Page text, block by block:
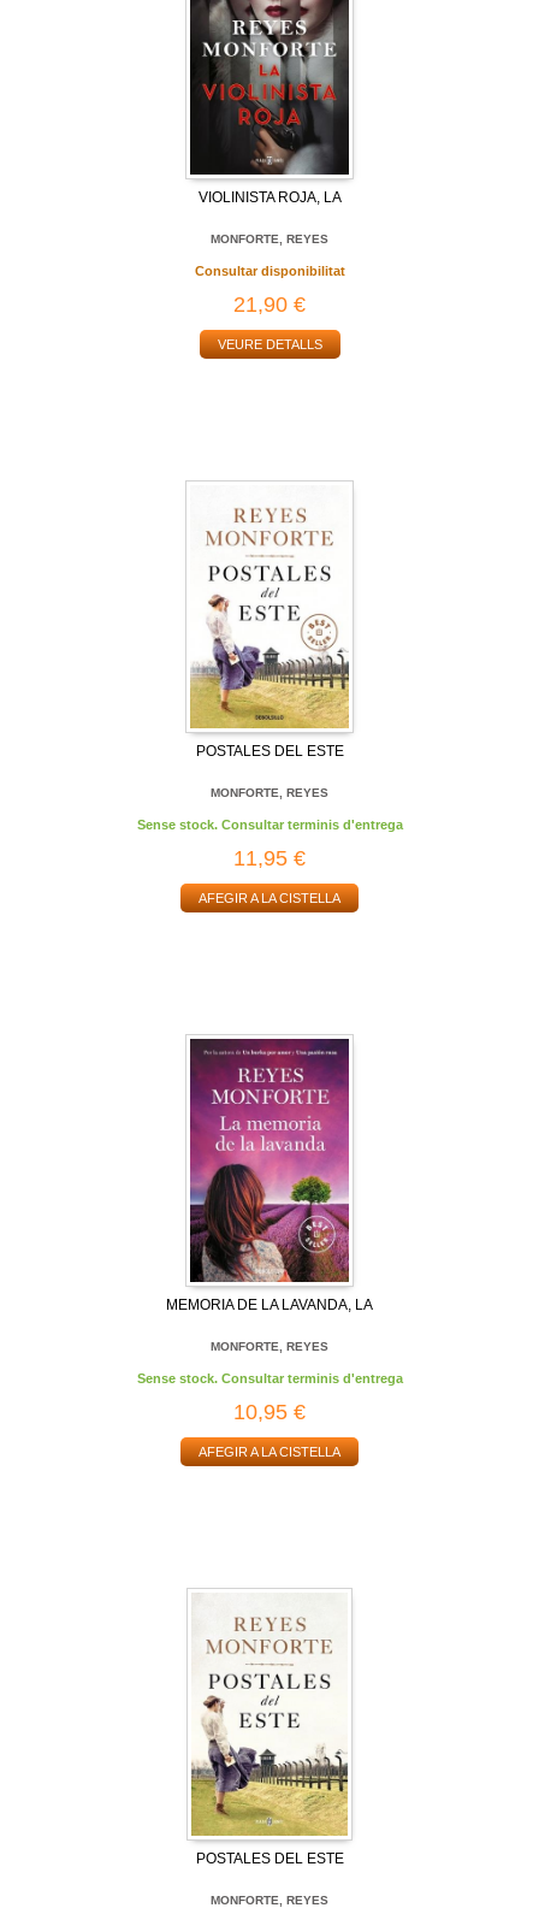
VIOLINISTA ROJA, LA
MONFORTE, REYES
Consultar disponibilitat
21,90 €
VEURE DETALLS
POSTALES DEL ESTE
MONFORTE, REYES
Sense stock. Consultar terminis d'entrega
11,95 €
AFEGIR A LA CISTELLA
MEMORIA DE LA LAVANDA, LA
MONFORTE, REYES
Sense stock. Consultar terminis d'entrega
10,95 €
AFEGIR A LA CISTELLA
POSTALES DEL ESTE
MONFORTE, REYES